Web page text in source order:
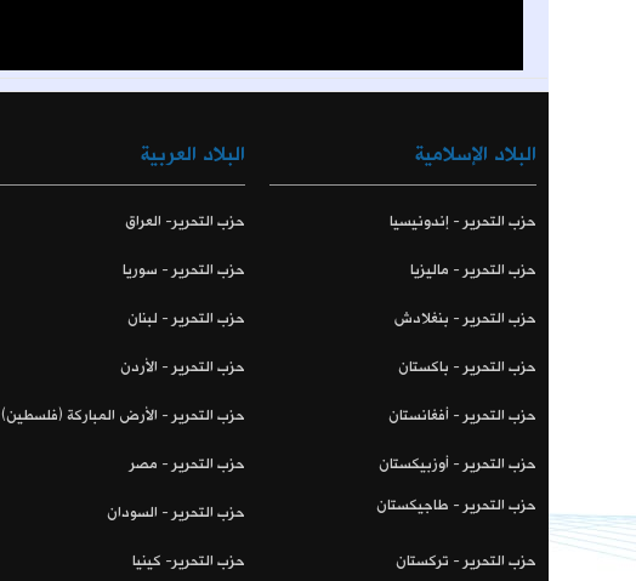
البلاد الإسلامية
حزب التحرير - إندونيسيا
حزب التحرير - ماليزيا
حزب التحرير - بنغلادش
حزب التحرير - باكستان
حزب التحرير - أفغانستان
حزب التحرير - أوزبيكستان
حزب التحرير - طاجيكستان
حزب التحرير - تركستان
البلاد العربية
حزب التحرير- العراق
حزب التحرير - سوريا
حزب التحرير - لبنان
حزب التحرير - الأردن
حزب التحرير - الأرض المباركة (فلسطين)
حزب التحرير - مصر
حزب التحرير - السودان
حزب التحرير- كينيا